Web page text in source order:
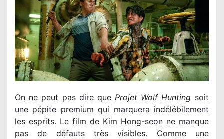
On ne peut pas dire que Projet Wolf Hunting soit
une pépite premium qui marquera indélébilement
les esprits. Le film de Kim Hong-seon ne manque
pas de défauts très visibles. Comme une